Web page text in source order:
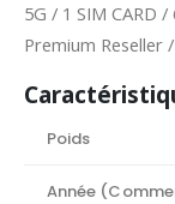
5G / 1 SIM CARD
Premium Reseller
Poids
Année